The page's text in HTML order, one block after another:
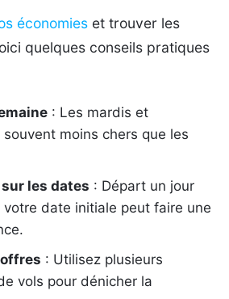
économies et trouver les
quelques conseils pratiques
: Les mardis et
moins chers que les
les dates : Départ un jour
votre date initiale peut faire une
: Utilisez plusieurs
vols pour dénicher la